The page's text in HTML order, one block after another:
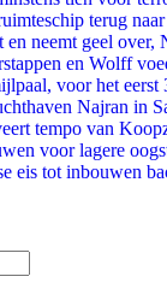
terug
neemt geel over,
en Wolff
voor het eerst
Najran in
tempo van
voor lagere
eis tot inbouwen